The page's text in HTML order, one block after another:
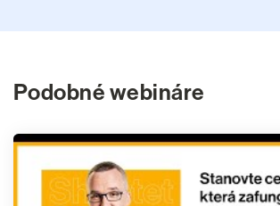
Podobné webináre